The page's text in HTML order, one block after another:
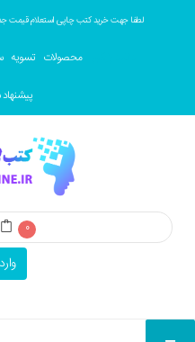
لطفا جهت خرید کتب چاپی استعلام قیمت
تسویه محصولات
0